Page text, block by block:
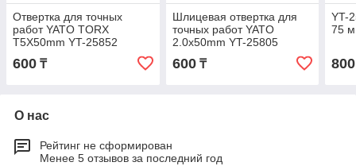
Отвертка для точных
работ YATO TORX
T5Х50mm YT-25852
600 ₸
Шлицевая отвертка для
точных работ YATO
2.0x50mm YT-25805
600₸
YT-
75
800
О нас
Рейтинг не сформирован
Менее 5 отзывов за последний год